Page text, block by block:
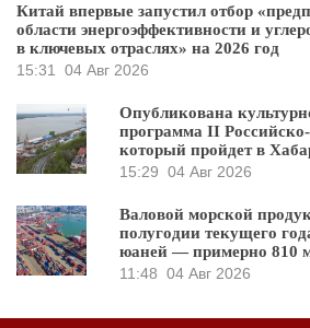
Китай впервые запустил отбор
области энергоэффективности и
в ключевых отраслях» на 2026 год
15:31
04 Авг 2026
Опубликована
программа II
который пройдет в
15:29 04 Авг 2026
Валовой морской
полугодии текущего
юаней — примерно 810
11:48 04 Авг 2026